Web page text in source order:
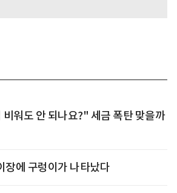
워도 안 되나요?" 세금 폭탄 맞을까
장에 구렁이가 나타났다